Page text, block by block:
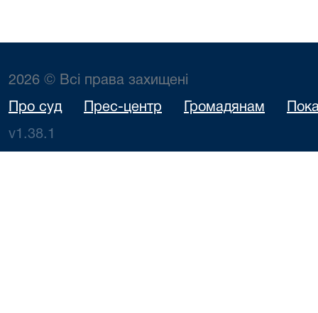
2026 © Всі права захищені
Про суд Прес-центр Громадянам
v1.38.1